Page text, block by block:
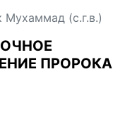
Мухаммад (с.г.в.)
ПРОРОКА